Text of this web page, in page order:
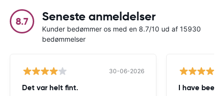
8.7 Seneste anmeldelser
Kunder bedømmer os med en 8.7/10 ud af 15930
bedømmelser
30-06-2026
Det var helt fint. I have